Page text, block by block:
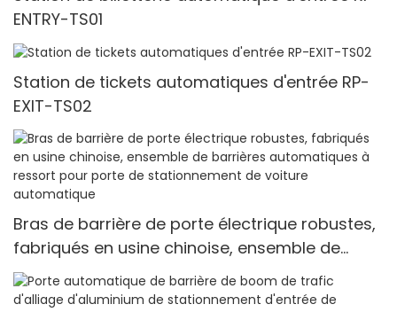
ENTRY-TS01
Station de tickets automatiques d'entrée RP-
EXIT-TS02
Bras de barrière de porte électrique robustes,
fabriqués en usine chinoise, ensemble de
barrières automatiques à ressort pour porte
de stationnement de voiture automatique